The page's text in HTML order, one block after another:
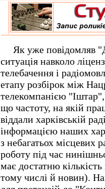
Як уже повідомляв
ситуація навколо
телебачення і
етапу розбірок між
телекомпанією
що частоту, на якій
віддали харківській
інформацією наших
з небагатьох місцевих
роботу під час
має достатню
тому числі й новин).